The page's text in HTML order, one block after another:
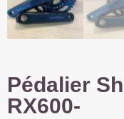
Pédalier
RX600-